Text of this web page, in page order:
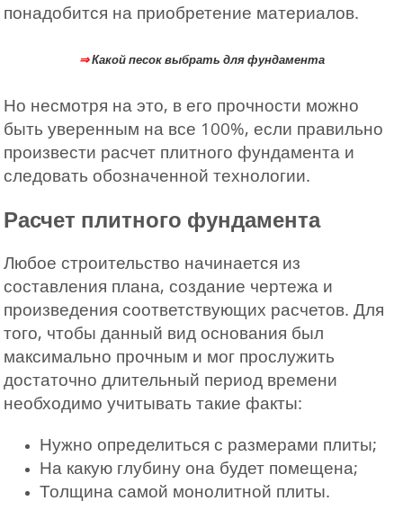
понадобится на приобретение материалов.
⇒Какой песок выбрать для фундамента
Но несмотря на это, в его прочности можно
быть уверенным на все 100%, если правильно
произвести расчет плитного фундамента и
следовать обозначенной технологии.
Расчет плитного фундамента
Любое строительство начинается из
составления плана, создание чертежа и
произведения соответствующих расчетов. Для
того, чтобы данный вид основания был
максимально прочным и мог прослужить
достаточно длительный период времени
необходимо учитывать такие факты:
Нужно определиться с размерами плиты;
На какую глубину она будет помещена;
Толщина самой монолитной плиты.